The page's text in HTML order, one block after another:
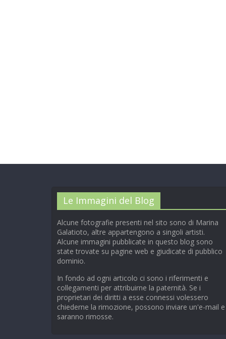
Le Immagini del Blog
Alcune fotografie presenti nel sito sono di Marina
Galatioto, altre appartengono a singoli artisti.
Alcune immagini pubblicate in questo blog sono
state trovate su pagine web e giudicate di pubblico
dominio.
In fondo ad ogni articolo ci sono i riferimenti e
collegamenti per attribuirne la paternità. Se i
proprietari dei diritti a esse connessi volessero
chiederne la rimozione, possono inviare un'e-mail e
saranno rimosse.